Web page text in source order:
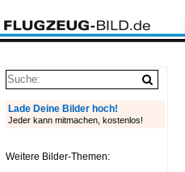
Lade Deine Bilder hoch!
Jeder kann mitmachen, kostenlos!
Weitere Bilder-Themen: